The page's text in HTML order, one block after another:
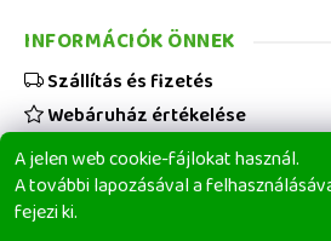
A jelen web cookie-fájlokat használ.
A további lapozásával a
fejezi ki.
INFORMÁCIÓK ÖNNEK
Szállítás és fizetés
Webáruház értékelése
Viszonteladóknak
Üzleti feltételek
Elérhetőségeink